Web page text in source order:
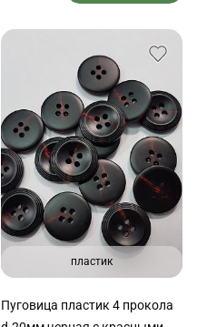
пластик
Пуговица пластик 4 прокола